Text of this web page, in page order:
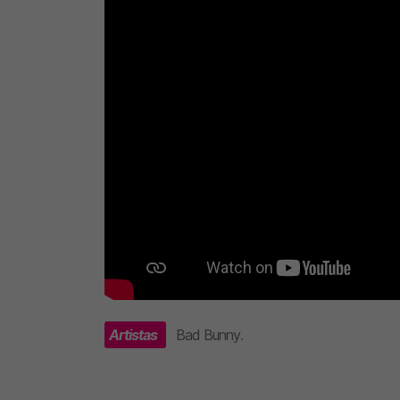
Artistas Bad Bunny.